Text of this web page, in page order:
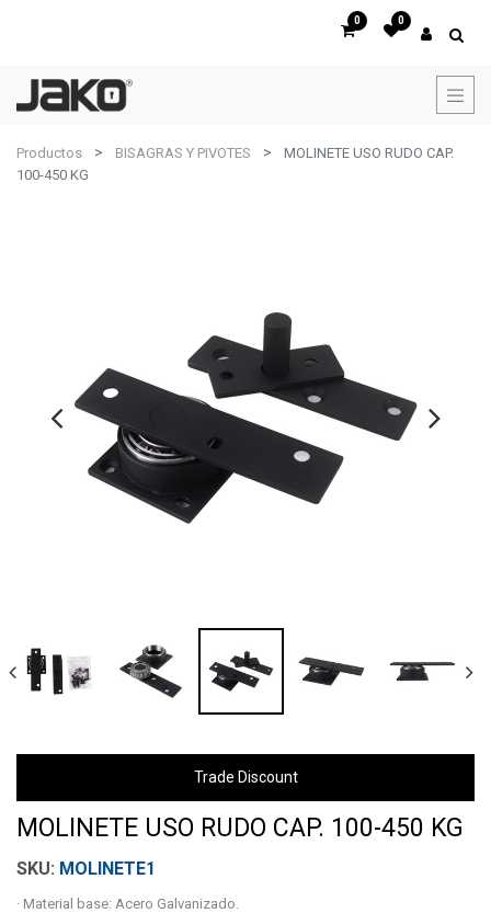
0 0
Productos BISAGRAS Y PIVOTES
MOLINETE USO RUDO CAP.
100-450 KG
Trade Discount
MOLINETE USO RUDO CAP. 100-450 KG
MOLINETE1
· Material base: Acero Galvanizado.